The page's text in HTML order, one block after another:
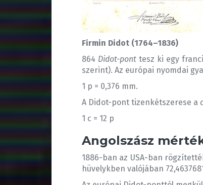
Firmin Didot (1764–1836)
864 Didot-pont tesz ki egy
szerint). Az európai nyomdai
1 p = 0,376 mm.
A Didot-pont tizenkétszerese a
1 c = 12 p
Angolszász
1886-ban az USA-ban
hüvelykben valójában